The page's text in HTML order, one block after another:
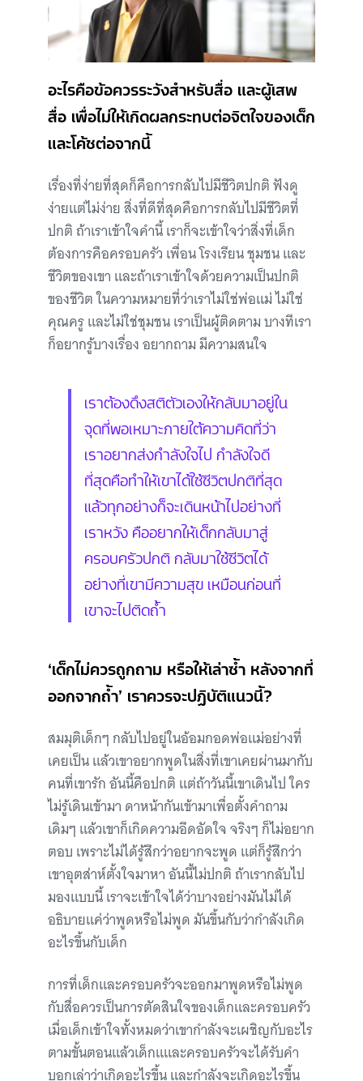
อะไรคือข้อควรระวังสำหรับสื่อ และผู้เสพ
สื่อ เพื่อไม่ให้เกิดผลกระทบต่อจิตใจของเด็ก
และโค้ชต่อจากนี้
เรื่องที่ง่ายที่สุดก็คือการกลับไปมีชีวิตปกติ ฟังดู
ง่ายแต่ไม่ง่าย สิ่งที่ดีที่สุดคือการกลับไปมีชีวิตที่
ปกติ ถ้าเราเข้าใจคำนี้ เราก็จะเข้าใจว่าสิ่งที่เด็ก
ต้องการคือครอบครัว เพื่อน โรงเรียน ชุมชน และ
ชีวิตของเขา และถ้าเราเข้าใจด้วยความเป็นปกติ
ของชีวิต ในความหมายที่ว่าเราไม่ใช่พ่อแม่ ไม่ใช่
คุณครู และไม่ใช่ชุมชน เราเป็นผู้ติดตาม บางทีเรา
ก็อยากรู้บางเรื่อง อยากถาม มีความสนใจ
เราต้องดึงสติตัวเองให้กลับมาอยู่ใน
จุดที่พอเหมาะภายใต้ความคิดที่ว่า
เราอยากส่งกำลังใจไป กำลังใจดี
ที่สุดคือทำให้เขาได้ใช้ชีวิตปกติที่สุด
แล้วทุกอย่างก็จะเดินหน้าไปอย่างที่
เราหวัง คืออยากให้เด็กกลับมาสู่
ครอบครัวปกติ กลับมาใช้ชีวิตได้
อย่างที่เขามีความสุข เหมือนก่อนที่
เขาจะไปติดถ้ำ
‘เด็กไม่ควรถูกถาม หรือให้เล่าซ้ำ หลังจากที่
ออกจากถ้ำ’ เราควรจะปฏิบัติแนวนี้?
สมมุติเด็กๆ กลับไปอยู่ในอ้อมกอดพ่อแม่อย่างที่
เคยเป็น แล้วเขาอยากพูดในสิ่งที่เขาเคยผ่านมากับ
คนที่เขารัก อันนี้คือปกติ แต่ถ้าวันนี้เขาเดินไป ใคร
ไม่รู้เดินเข้ามา ดาหน้ากันเข้ามาเพื่อตั้งคำถาม
เดิมๆ แล้วเขาก็เกิดความอึดอัดใจ จริงๆ ก็ไม่อยาก
ตอบ เพราะไม่ได้รู้สึกว่าอยากจะพูด แต่ก็รู้สึกว่า
เขาอุตส่าห์ตั้งใจมาหา อันนี้ไม่ปกติ ถ้าเรากลับไป
มองแบบนี้ เราจะเข้าใจได้ว่าบางอย่างมันไม่ได้
อธิบายแค่ว่าพูดหรือไม่พูด มันขึ้นกับว่ากำลังเกิด
อะไรขึ้นกับเด็ก
การที่เด็กและครอบครัวจะออกมาพูดหรือไม่พูด
กับสื่อควรเป็นการตัดสินใจของเด็กและครอบครัว
เมื่อเด็กเข้าใจทั้งหมดว่าเขากำลังจะเผชิญกับอะไร
ตามขั้นตอนแล้วเด็กแและครอบครัวจะได้รับคำ
บอกเล่าว่าเกิดอะไรขึ้น และกำลังจะเกิดอะไรขึ้น